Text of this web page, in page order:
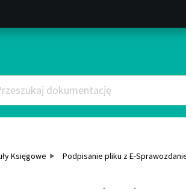
Księgowe Podpisanie pliku z E-